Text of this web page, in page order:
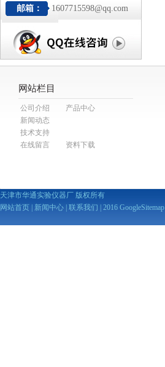
邮箱： 1607715598@qq.com
网站栏目
公司介绍
产品中心
新闻动态
技术支持
在线留言
资料下载
天津市华通实验仪器厂 版权所有
网站首页
新闻中心 联系我们 | 2016 GoogleSitemap